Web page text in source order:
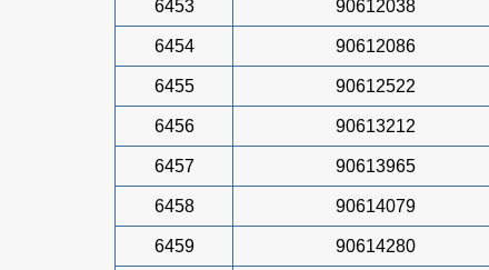
6453 90612038
6454 90612086
6455 90612522
6456 90613212
6457 90613965
6458 90614079
6459 90614280